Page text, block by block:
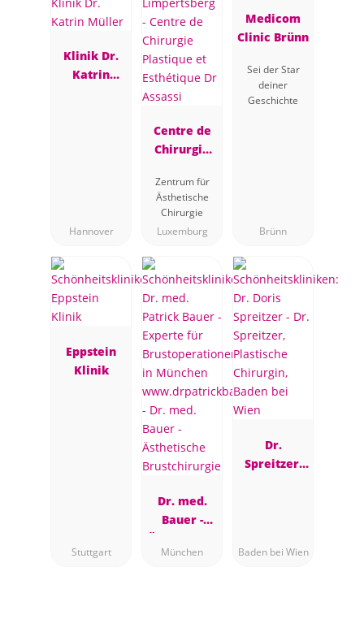
Klinik Dr.
Katrin
Hannover
Centre de
Chirurgie
Esthétique
Dr Assassi
Zentrum für
Ästhetische
Chirurgie
Luxemburg
Medicom
Clinic Brünn
Sei der Star
deiner
Geschichte
Brünn
Eppstein
Klinik
Stuttgart
Dr. med.
Bauer -
Ästhetische
Brustchirur
München
Dr.
Spreitzer,
Baden bei Wien